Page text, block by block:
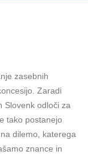
zasebnih
Zaradi
Slovenk odloči za
tako postanejo
dilemo, katerega
znance in